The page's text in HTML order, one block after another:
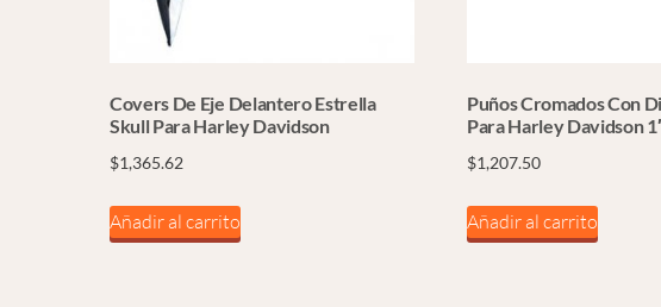
Covers De Eje Delantero Estrella
Skull Para Harley Davidson
$1,365.62
Añadir al carrito
Puños Cromados Con
Para Harley Davidson 1′
$1,207.50
Añadir al carrito